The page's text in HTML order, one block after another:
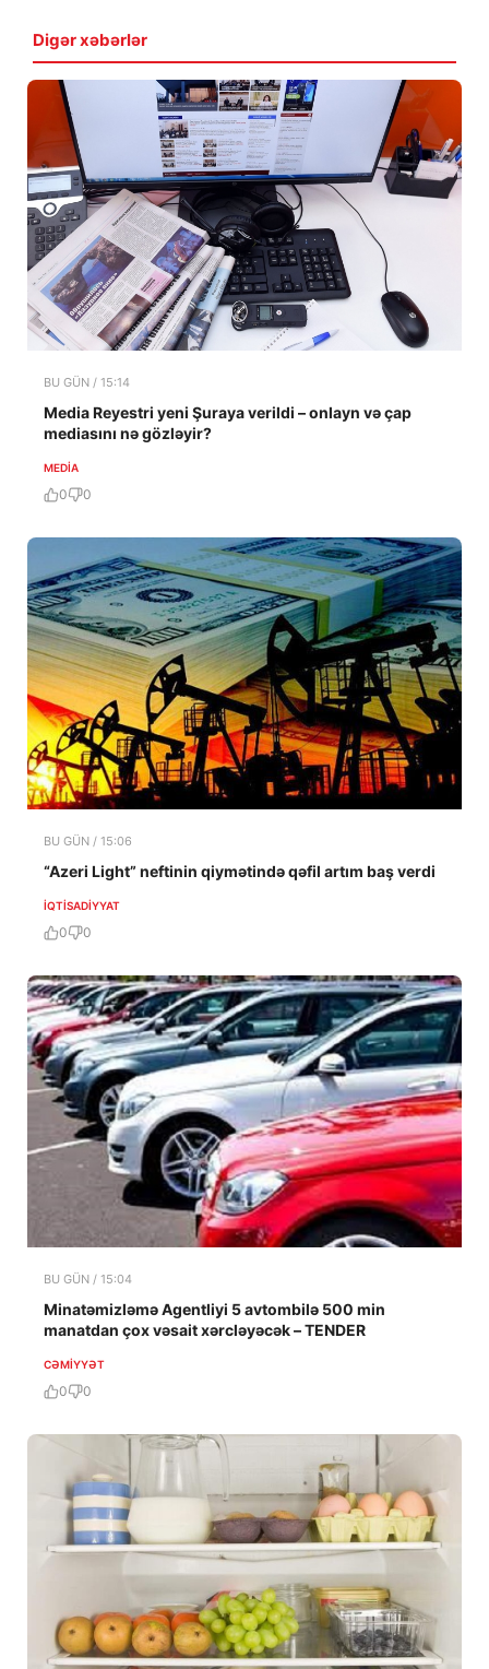
Digər xəbərlər
BU GÜN / 15:14
Media Reyestri yeni Şuraya verildi – onlayn və çap
mediasını nə gözləyir?
MEDİA
0 0
BU GÜN / 15:06
“Azeri Light” neftinin qiymətində qəfil artım baş verdi
İQTISADIYYAT
0 0
BU GÜN / 15:04
Minatəmizləmə Agentliyi 5 avtombilə 500 min
manatdan çox vəsait xərcləyəcək – TENDER
CƏMIYYƏT
0 0